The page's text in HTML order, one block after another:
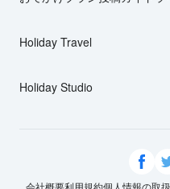
Holiday Travel
Holiday Studio
会社概要利用規約個人情報の取